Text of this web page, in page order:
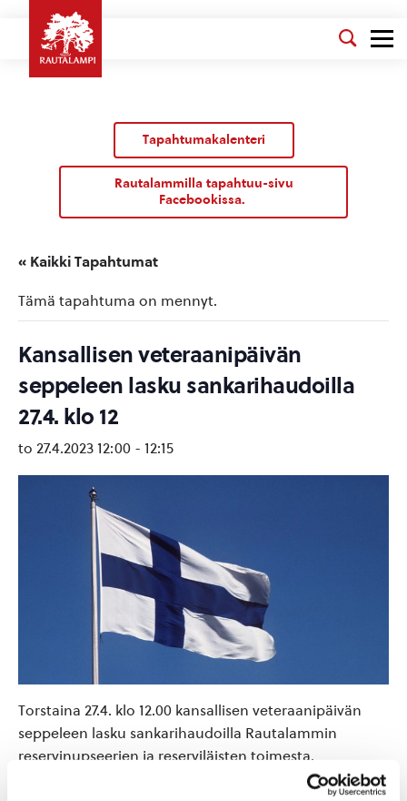
Tapahtumakalenteri
Rautalammilla tapahtuu-sivu
Facebookissa.
« Kaikki Tapahtumat
Tämä tapahtuma on mennyt.
Kansallisen veteraanipäivän
seppeleen lasku sankarihaudoilla
27.4. klo 12
to 27.4.2023 12:00 - 12:15
Torstaina 27.4. klo 12.00 kansallisen veteraanipäivän
seppeleen lasku sankarihaudoilla Rautalammin
reservinupseerien ja reserviläisten toimesta.